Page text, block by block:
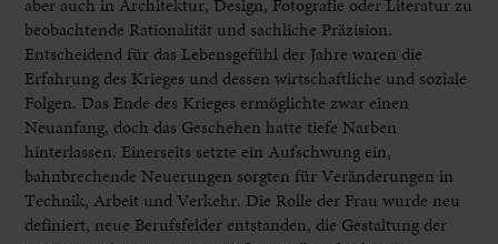
beobachtende Rationalität und sachliche Präzision.
Entscheidend für das Lebensgefühl der Jahre waren die
Erfahrung des Krieges und dessen wirtschaftliche und soziale
Folgen. Das Ende des Krieges ermöglichte zwar einen
Neuanfang, doch das Geschehen hatte tiefe Narben
hinterlassen. Einerseits setzte ein Aufschwung ein,
bahnbrechende Neuerungen sorgten für Veränderungen in
Technik, Arbeit und Verkehr. Die Rolle der Frau wurde neu
definiert, neue Berufsfelder entstanden, die Gestaltung der